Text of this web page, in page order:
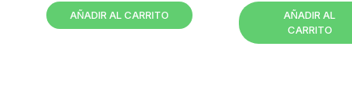
AÑADIR AL CARRITO
AÑADIR AL
CARRITO